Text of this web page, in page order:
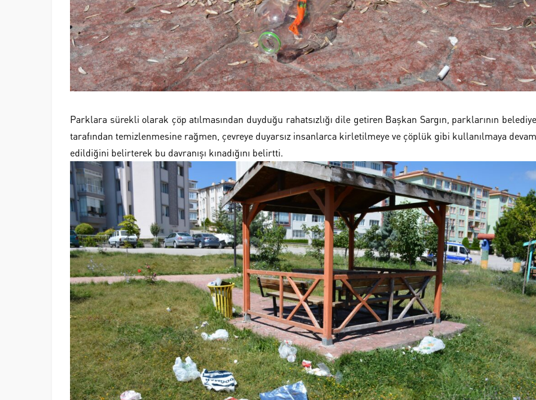
Parklara sürekli olarak çöp atılmasından duyduğu rahatsızlığı dile getiren Başkan Sargın, parklarının belediye
tarafından temizlenmesine rağmen, çevreye duyarsız insanlarca kirletilmeye ve çöplük gibi kullanılmaya devam
edildiğini belirterek bu davranışı kınadığını belirtti.